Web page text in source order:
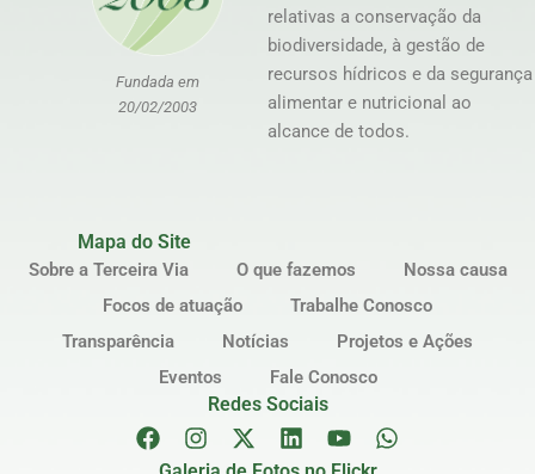
Fundada em
20/02/2003
relativas a conservação da
biodiversidade, à gestão de
recursos hídricos e da segurança
alimentar e nutricional ao
alcance de todos.
Mapa do Site
Sobre a Terceira Via O que fazemos
Nossa causa
Focos de atuação
Trabalhe Conosco
Transparência
Notícias
Projetos e Ações
Eventos
Fale Conosco
Redes Sociais